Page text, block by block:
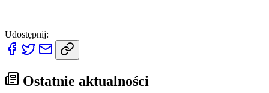
Udostępnij:
Ostatnie aktualności